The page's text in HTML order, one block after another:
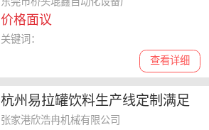
价格面议
查看详细
关键词：
杭州易拉罐饮料生产线定制满足
不同需求
张家港欣浩冉机械有限公司